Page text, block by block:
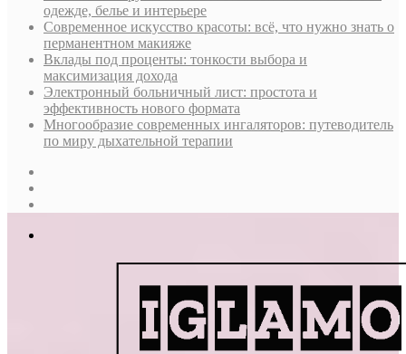
одежде, белье и интерьере
Современное искусство красоты: всё, что нужно знать о
перманентном макияже
Вклады под проценты: тонкости выбора и
максимизация дохода
Электронный больничный лист: простота и
эффективность нового формата
Многообразие современных ингаляторов: путеводитель
по миру дыхательной терапии